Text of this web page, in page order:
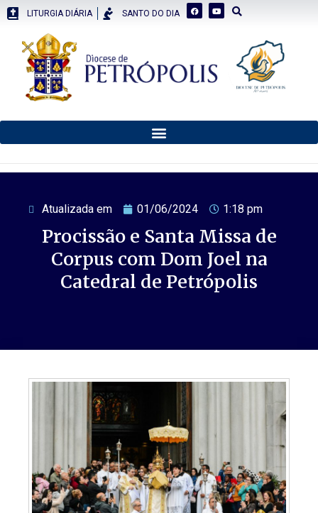
LITURGIA DIÁRIA SANTO DO DIA
Atualizada em 01/06/2024 1:18 pm
Procissão e Santa Missa de
Corpus com Dom Joel na
Catedral de Petrópolis